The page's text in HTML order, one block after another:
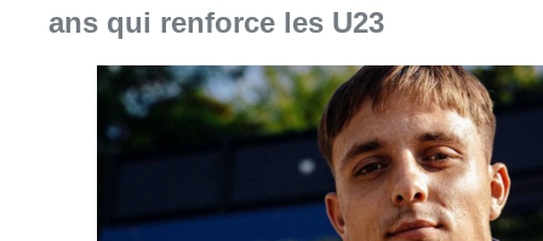
ans qui renforce les U23